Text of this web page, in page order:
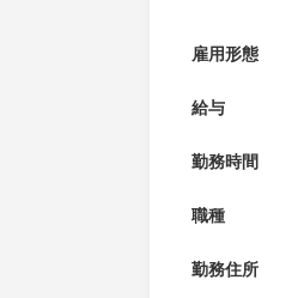
雇用形態
給与
勤務時間
職種
勤務住所